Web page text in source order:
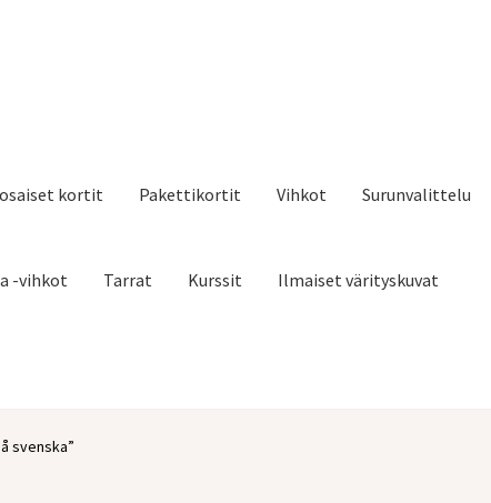
kortit Pakettikortit Vihkot Surunvalittelu
-vihkot Tarrat Kurssit Ilmaiset värityskuvat
svenska”